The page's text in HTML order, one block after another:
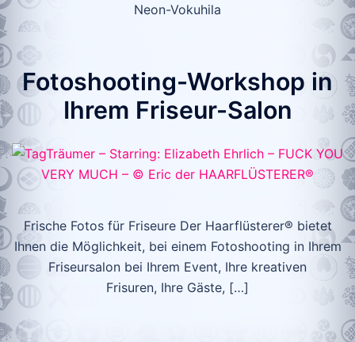
Neon-Vokuhila
Fotoshooting-Workshop in
Ihrem Friseur-Salon
Frische Fotos für Friseure Der Haarflüsterer® bietet
Ihnen die Möglichkeit, bei einem Fotoshooting in Ihrem
Friseursalon bei Ihrem Event, Ihre kreativen
Frisuren, Ihre Gäste, […]